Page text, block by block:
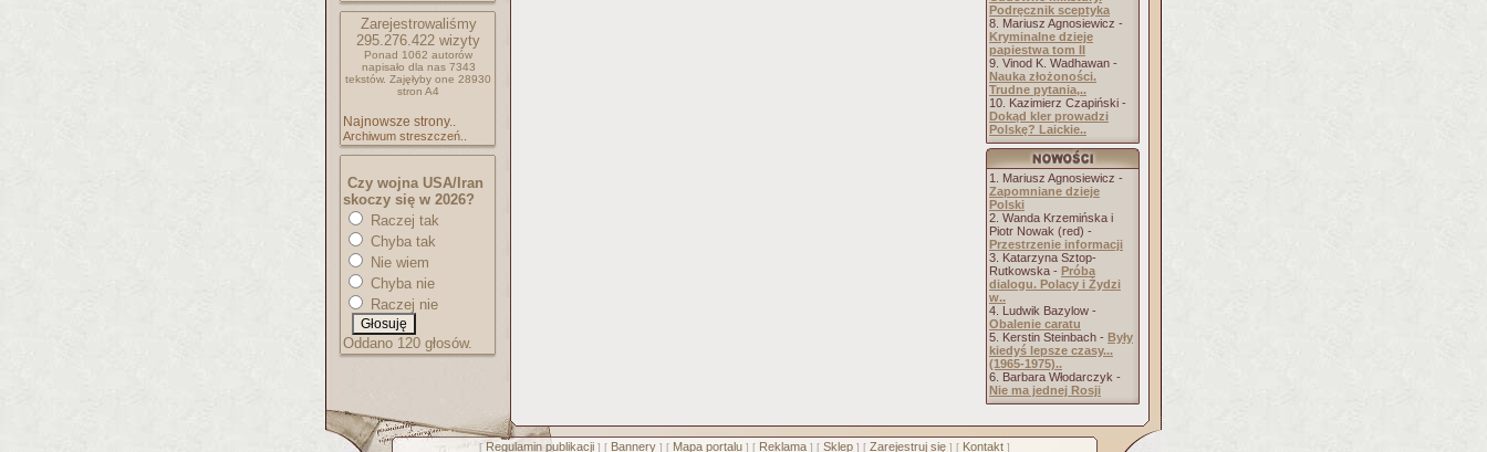
Zarejestrowaliśmy
295.276.422 wizyty
Ponad 1062 autorów
napisało dla nas 7343
tekstów. Zajęłyby one 28930
stron A4
Najnowsze strony..
Archiwum streszczeń..
Czy wojna USA/Iran
skoczy się w 2026?
Raczej tak
Chyba tak
Nie wiem
Chyba nie
Raczej nie
Oddano 120 głosów.
Podręcznik sceptyka
8. Mariusz Agnosiewicz -
Kryminalne dzieje
papiestwa tom II
9. Vinod K. Wadhawan -
Nauka złożoności.
Trudne pytania,..
10. Kazimierz Czapiński -
Dokąd kler prowadzi
Polskę? Laickie..
1. Mariusz Agnosiewicz -
Zapomniane dzieje
Polski
2. Wanda Krzemińska i
Piotr Nowak (red) -
Przestrzenie informacji
3. Katarzyna Sztop-
Rutkowska - Próba
dialogu. Polacy i Żydzi
w..
4. Ludwik Bazylow -
Obalenie caratu
5. Kerstin Steinbach - Były
kiedyś lepsze czasy...
(1965-1975)..
6. Barbara Włodarczyk -
Nie ma jednej Rosji
[ Regulamin publikacji] [ Bannery] [ Mapa portalu] [ Reklama] [ Sklep] [ Zarejestruj się] [ Kontakt]